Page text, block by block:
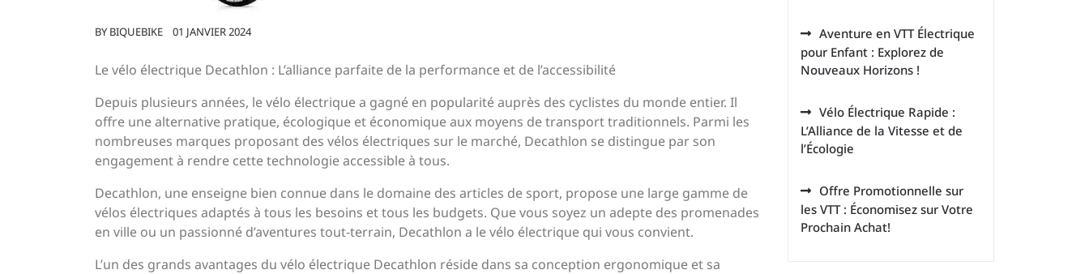
BY BIQUEBIKE 01 JANVIER 2024
Le vélo électrique Decathlon : L’alliance parfaite de la performance et de l’accessibilité
Depuis plusieurs années, le vélo électrique a gagné en popularité auprès des cyclistes du monde entier. Il
offre une alternative pratique, écologique et économique aux moyens de transport traditionnels. Parmi les
nombreuses marques proposant des vélos électriques sur le marché, Decathlon se distingue par son
engagement à rendre cette technologie accessible à tous.
Decathlon, une enseigne bien connue dans le domaine des articles de sport, propose une large gamme de
vélos électriques adaptés à tous les besoins et tous les budgets. Que vous soyez un adepte des promenades
en ville ou un passionné d’aventures tout-terrain, Decathlon a le vélo électrique qui vous convient.
L’un des grands avantages du vélo électrique Decathlon réside dans sa conception ergonomique et sa
Aventure en VTT Électrique
pour Enfant : Explorez de
Nouveaux Horizons !
Vélo Électrique Rapide :
L’Alliance de la Vitesse et de
l’Écologie
Offre Promotionnelle sur
les VTT : Économisez sur Votre
Prochain Achat!